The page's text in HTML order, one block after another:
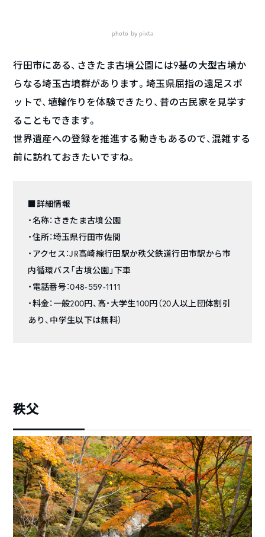
photo by pixta
行田市にある、さきたま古墳公園には9基の大型古墳か
らなる埼玉古墳群があります。埼玉県屈指の遠足スポ
ットで、埴輪作りを体験できたり、昔の古民家を見学す
ることもできます。
世界遺産への登録を推進する動きもあるので、混雑する
前に訪れておきたいですね。
■詳細情報
・名称：さきたま古墳公園
・住所：埼玉県行田市佐間
・アクセス：JR高崎線行田駅か秩父鉄道行田市駅から市
内循環バス「古墳公園」下車
・電話番号：048-559-1111
・料金：一般200円、高・大学生100円（20人以上団体割引
あり、中学生以下は無料）
秩父